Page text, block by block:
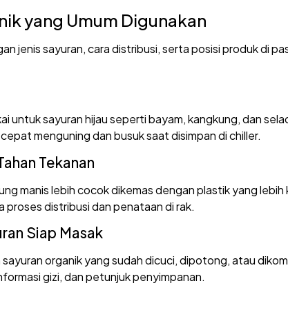
yang Umum Digunakan
jenis sayuran, cara distribusi, serta posisi produk di
untuk sayuran hijau seperti bayam, kangkung, dan
menguning dan busuk saat disimpan di chiller.
Tekanan
manis lebih cocok dikemas dengan plastik yang
distribusi dan penataan di rak.
Siap Masak
organik yang sudah dicuci, dipotong, atau
gizi, dan petunjuk penyimpanan.